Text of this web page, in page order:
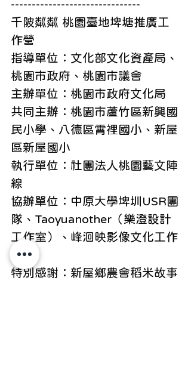
-------------------------------
千陂粼粼 桃園臺地埤塘推廣工
作營
指導單位：文化部文化資產局、
桃園市政府、桃園市議會
主辦單位：桃園市政府文化局
共同主辦：桃園市蘆竹區新興國
民小學、八德區霄裡國小、新屋
區新屋國小
執行單位：社團法人桃園藝文陣
線
協辦單位：中原大學埤圳USR團
隊、Taoyuanother（樂澄設計
工作室）、峰洄映影像文化工作
室
特別感謝：新屋鄉農會稻米故事